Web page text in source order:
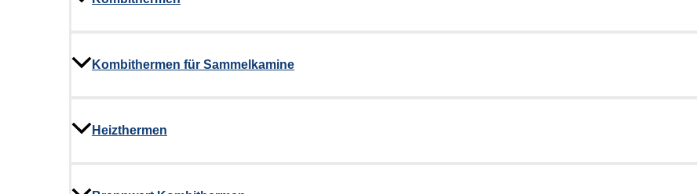
Kombithermen für Sammelkamine
Heizthermen